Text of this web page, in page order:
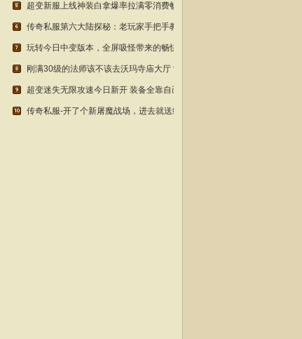
超变新服上线神装白拿爆率拉满零消费畅玩
传奇私服第六大陆探秘：老玩家手把手教你玩转隐藏地图
玩转今日中变版本，全屏吸怪带来的畅快体验！
刚满30级的法师该不该去沃玛寺庙大厅？这份实战指南请收好
超变迷失无限攻速今日新开 装备全靠自己动手打 老玩家都懂
传奇私服-开了个新屠魔战场，进去就送终极套？老玩家实测！